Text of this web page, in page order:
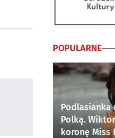
POPULARNE
Podlasianka
Polką.
koronę Miss